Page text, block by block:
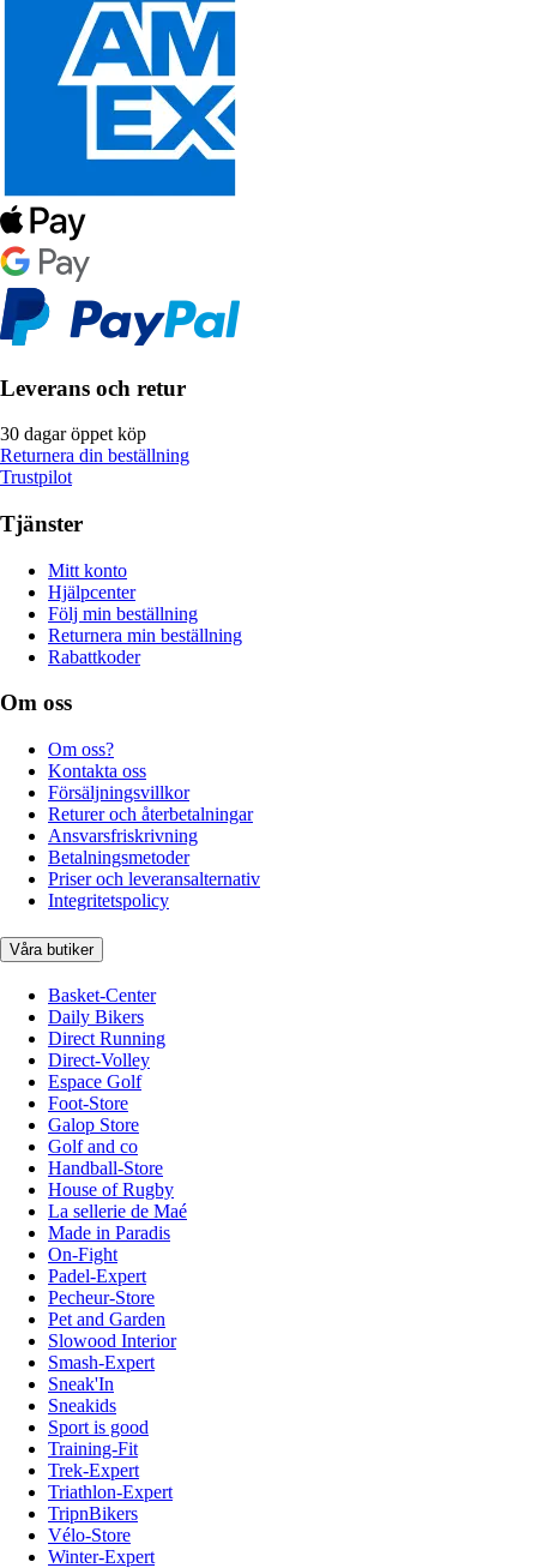
Leverans och retur
30 dagar öppet köp
Returnera din beställning
Trustpilot
Tjänster
Mitt konto
Hjälpcenter
Följ min beställning
Returnera min beställning
Rabattkoder
Om oss
Om oss?
Kontakta oss
Försäljningsvillkor
Returer och återbetalningar
Ansvarsfriskrivning
Betalningsmetoder
Priser och leveransalternativ
Integritetspolicy
Våra butiker
Basket-Center
Daily Bikers
Direct Running
Direct-Volley
Espace Golf
Foot-Store
Galop Store
Golf and co
Handball-Store
House of Rugby
La sellerie de Maé
Made in Paradis
On-Fight
Padel-Expert
Pecheur-Store
Pet and Garden
Slowood Interior
Smash-Expert
Sneak'In
Sneakids
Sport is good
Training-Fit
Trek-Expert
Triathlon-Expert
TripnBikers
Vélo-Store
Winter-Expert